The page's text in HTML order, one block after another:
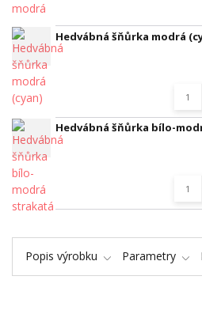
Hedvábná šňůrka modrá
Hedvábná šňůrka bílo-
Popis výrobku Parametry